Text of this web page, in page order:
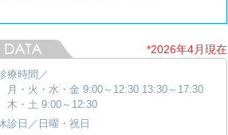
*2026年4月現在
療時間／
月・火・水・金 9:00～12:30 13:30～17:30
木・土 9:00～12:30
診日／日曜・祝日